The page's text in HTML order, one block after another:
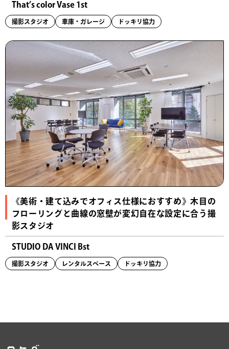
That’s color Vase 1st
撮影スタジオ 車庫・ガレージ ドッキリ協力
《美術・建て込みでオフィス仕様におすすめ》木目の
フローリングと曲線の窓壁が変幻自在な設定に合う撮
影スタジオ
STUDIO DA VINCI Bst
撮影スタジオ レンタルスペース ドッキリ協力